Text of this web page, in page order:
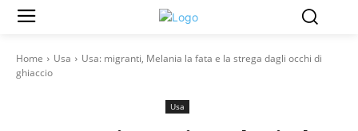
Home Usa
Usa: migranti, Melania la fata e la strega dagli occhi di
ghiaccio
Usa